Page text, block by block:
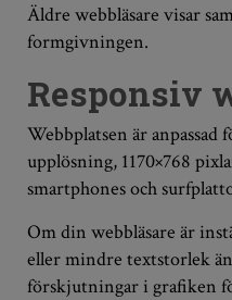
Äldre webbläsare visar
formgivningen.
Responsiv
Webbplatsen är
upplösning, 1170×768
smartphones och
Om din webbläsare är
eller mindre textstorlek
förskjutningar i grafiken